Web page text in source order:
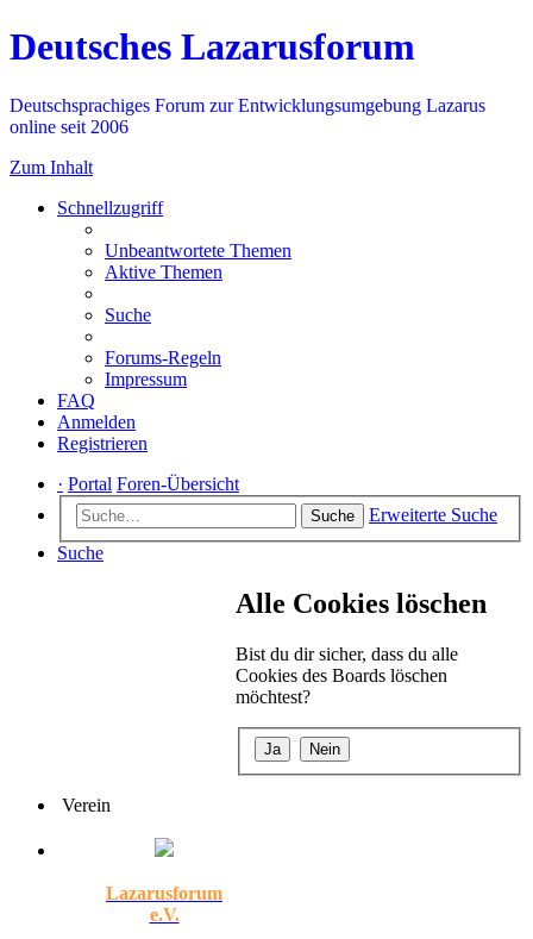
Deutsches Lazarusforum
Deutschsprachiges Forum zur Entwicklungsumgebung Lazarus
online seit 2006
Zum Inhalt
Schnellzugriff
Unbeantwortete Themen
Aktive Themen
Suche
Forums-Regeln
Impressum
FAQ
Anmelden
Registrieren
· Portal Foren-Übersicht
Suche
Erweiterte Suche
Suche
Alle Cookies löschen
Bist du dir sicher, dass du alle
Cookies des Boards löschen
möchtest?
Verein
Lazarusforum
e.V.